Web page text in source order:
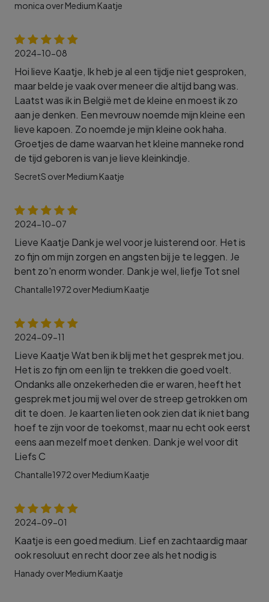
monica over Medium Kaatje
2024-10-08
Hoi lieve Kaatje, Ik heb je al een tijdje niet gesproken,
maar belde je vaak over meneer die altijd bang was.
Laatst was ik in België met de kleine en moest ik zo
aan je denken. Een mevrouw noemde mijn kleine een
lieve kapoen. Zo noemde je mijn kleine ook haha.
Groetjes de dame waarvan het kleine manneke rond
de tijd geboren is van je lieve kleinkindje.
SecretS over Medium Kaatje
2024-10-07
Lieve Kaatje Dank je wel voor je luisterend oor. Het is
zo fijn om mijn zorgen en angsten bij je te leggen. Je
bent zo'n enorm wonder. Dank je wel, liefje Tot snel
Chantalle1972 over Medium Kaatje
2024-09-11
Lieve Kaatje Wat ben ik blij met het gesprek met jou.
Het is zo fijn om een lijn te trekken die goed voelt.
Ondanks alle onzekerheden die er waren, heeft het
gesprek met jou mij wel over de streep getrokken om
dit te doen. Je kaarten lieten ook zien dat ik niet bang
hoef te zijn voor de toekomst, maar nu echt ook eerst
eens aan mezelf moet denken. Dank je wel voor dit
Liefs C
Chantalle1972 over Medium Kaatje
2024-09-01
Kaatje is een goed medium. Lief en zachtaardig maar
ook resoluut en recht door zee als het nodig is
Hanady over Medium Kaatje